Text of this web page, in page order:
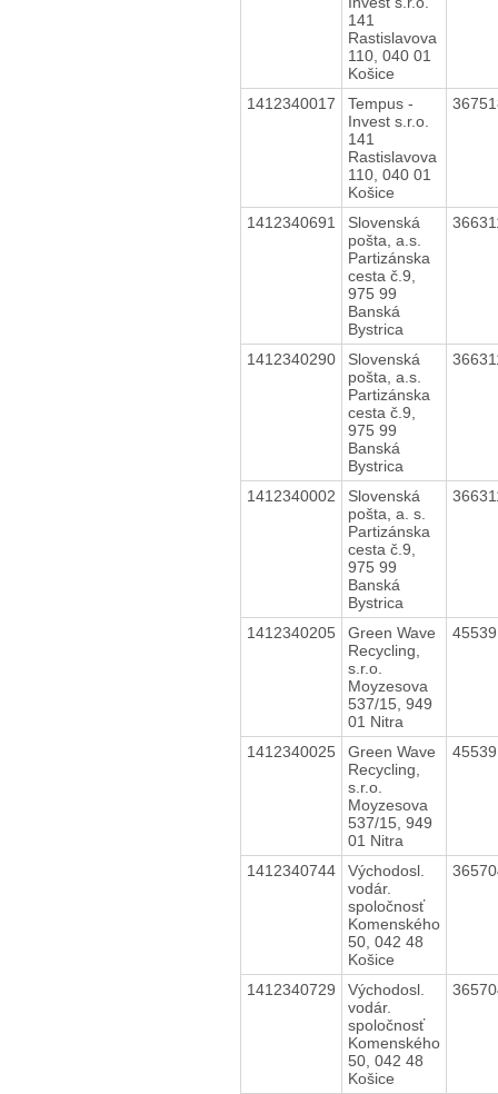
141
Rastislavova
110, 040 01
Košice
1412340017
Tempus -
Invest s.r.o.
141
Rastislavova
110, 040 01
Košice
1412340691
Slovenská
pošta, a.s.
Partizánska
cesta č.9,
975 99
Banská
Bystrica
1412340290
Slovenská
pošta, a.s.
Partizánska
cesta č.9,
975 99
Banská
Bystrica
1412340002
Slovenská
pošta, a. s.
Partizánska
cesta č.9,
975 99
Banská
Bystrica
1412340205
Green Wave
Recycling,
s.r.o.
Moyzesova
537/15, 949
01 Nitra
1412340025
Green Wave
Recycling,
s.r.o.
Moyzesova
537/15, 949
01 Nitra
1412340744
Východosl.
vodár.
spoločnosť
Komenského
50, 042 48
Košice
1412340729
Východosl.
vodár.
spoločnosť
Komenského
50, 042 48
Košice